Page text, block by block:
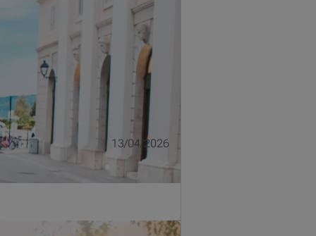
13/04/2026
u toegang tot onvergetelijke